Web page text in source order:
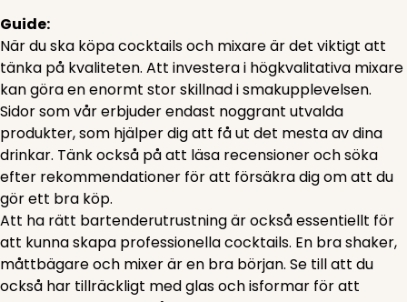
Guide:
När du ska köpa cocktails och mixare är det viktigt att
tänka på kvaliteten. Att investera i högkvalitativa mixare
kan göra en enormt stor skillnad i smakupplevelsen.
Sidor som vår erbjuder endast noggrant utvalda
produkter, som hjälper dig att få ut det mesta av dina
drinkar. Tänk också på att läsa recensioner och söka
efter rekommendationer för att försäkra dig om att du
gör ett bra köp.
Att ha rätt bartenderutrustning är också essentiellt för
att kunna skapa professionella cocktails. En bra shaker,
måttbägare och mixer är en bra början. Se till att du
också har tillräckligt med glas och isformar för att